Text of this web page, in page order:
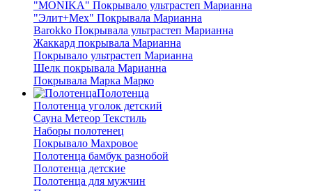
"MONIKA" Покрывало ультрастеп Марианна
"Элит+Мех" Покрывала Марианна
Barokko Покрывала ультрастеп Марианна
Жаккард покрывала Марианна
Покрывало ультрастеп Марианна
Шелк покрывала Марианна
Покрывала Марка Марко
Полотенца
Полотенца уголок детский
Сауна Метеор Текстиль
Наборы полотенец
Покрывало Махровое
Полотенца бамбук разнобой
Полотенца детские
Полотенца для мужчин